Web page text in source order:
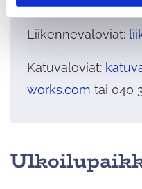
Liikennevaloviat:
Katuvaloviat:
works.com tai 040